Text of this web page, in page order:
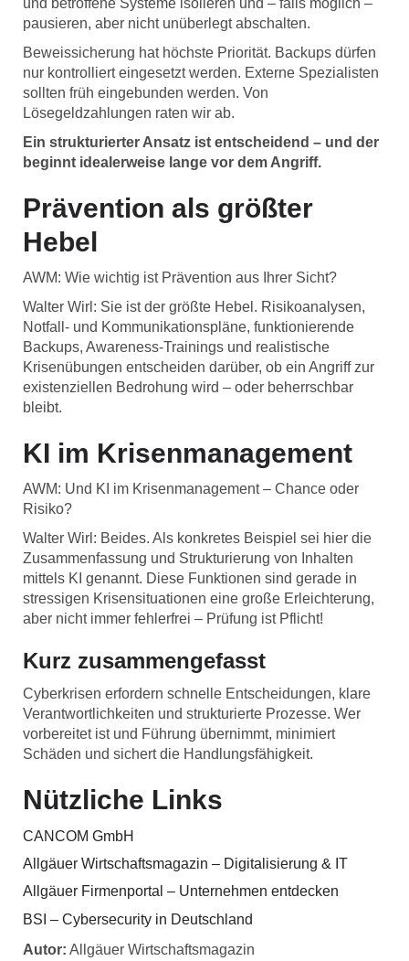
pausieren, aber nicht unüberlegt abschalten.
Beweissicherung hat höchste Priorität. Backups dürfen
nur kontrolliert eingesetzt werden. Externe Spezialisten
sollten früh eingebunden werden. Von
Lösegeldzahlungen raten wir ab.
Ein strukturierter Ansatz ist entscheidend – und der
beginnt idealerweise lange vor dem Angriff.
Prävention als größter
Hebel
AWM: Wie wichtig ist Prävention aus Ihrer Sicht?
Walter Wirl: Sie ist der größte Hebel. Risikoanalysen,
Notfall- und Kommunikationspläne, funktionierende
Backups, Awareness-Trainings und realistische
Krisenübungen entscheiden darüber, ob ein Angriff zur
existenziellen Bedrohung wird – oder beherrschbar
bleibt.
KI im Krisenmanagement
AWM: Und KI im Krisenmanagement – Chance oder
Risiko?
Walter Wirl: Beides. Als konkretes Beispiel sei hier die
Zusammenfassung und Strukturierung von Inhalten
mittels KI genannt. Diese Funktionen sind gerade in
stressigen Krisensituationen eine große Erleichterung,
aber nicht immer fehlerfrei – Prüfung ist Pflicht!
Kurz zusammengefasst
Cyberkrisen erfordern schnelle Entscheidungen, klare
Verantwortlichkeiten und strukturierte Prozesse. Wer
vorbereitet ist und Führung übernimmt, minimiert
Schäden und sichert die Handlungsfähigkeit.
Nützliche Links
CANCOM GmbH
Allgäuer Wirtschaftsmagazin – Digitalisierung & IT
Allgäuer Firmenportal – Unternehmen entdecken
BSI – Cybersecurity in Deutschland
Autor: Allgäuer Wirtschaftsmagazin